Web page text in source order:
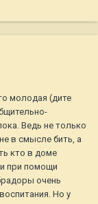
молодая (дите
Ведь не только
в смысле бить, а
кто в доме
при помощи
очень
Но у